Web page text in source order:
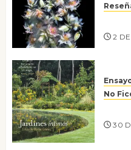
2
No
30